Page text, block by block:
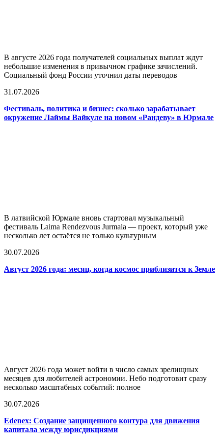
В августе 2026 года получателей социальных выплат ждут
небольшие изменения в привычном графике зачислений.
Социальный фонд России уточнил даты переводов
31.07.2026
Фестиваль, политика и бизнес: сколько зарабатывает
окружение Лаймы Вайкуле на новом «Рандеву» в Юрмале
В латвийской Юрмале вновь стартовал музыкальный
фестиваль Laima Rendezvous Jurmala — проект, который уже
несколько лет остаётся не только культурным
30.07.2026
Август 2026 года: месяц, когда космос приблизится к Земле
Август 2026 года может войти в число самых зрелищных
месяцев для любителей астрономии. Небо подготовит сразу
несколько масштабных событий: полное
30.07.2026
Edenex: Создание защищенного контура для движения
капитала между юрисдикциями